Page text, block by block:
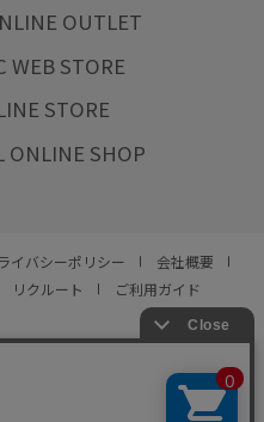
OUTLET
WEB STORE
STORE
ONLINE SHOP
イバシーポリシー
会社概要
リクルート ご利用ガイド
RESERVED.